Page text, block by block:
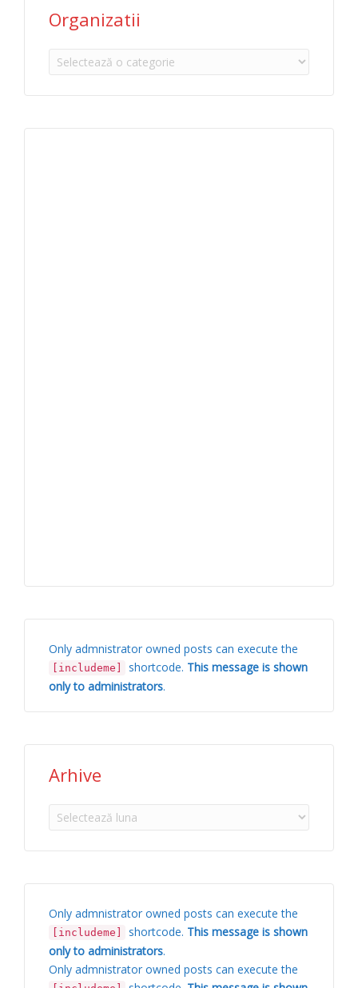
Organizatii
Organizatii
Only admnistrator owned posts can execute the
[includeme] shortcode. This message is shown
only to administrators.
Arhive
Arhive
Only admnistrator owned posts can execute the
[includeme] shortcode. This message is shown
only to administrators.
Only admnistrator owned posts can execute the